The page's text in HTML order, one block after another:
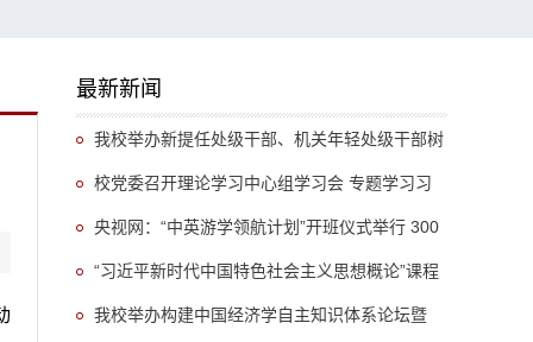
最新新闻
我校举办新提任处级干部、机关年轻处级干部树
立和践行正确政绩观专题培训班
校党委召开理论学习中心组学习会 专题学习习
近平总书记关于推动哲学社会科学高质量发展的重
要指示精神
央视网：“中英游学领航计划”开班仪式举行 300
余名英国学生开启“游学中国”旅程
“习近平新时代中国特色社会主义思想概论”课程
“UIBE新思想大讲堂”第九讲开讲
我校举办构建中国经济学自主知识体系论坛暨